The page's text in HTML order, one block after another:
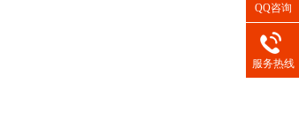
QQ咨询
服务热线